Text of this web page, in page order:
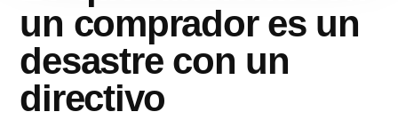
un comprador es un
desastre con un
directivo